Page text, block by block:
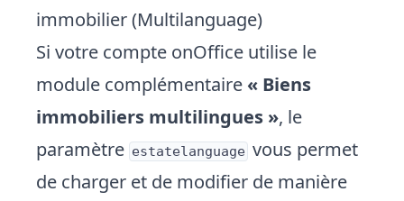
immobilier (Multilanguage)
Si votre compte onOffice utilise le
module complémentaire « Biens
immobiliers multilingues », le
paramètre estatelanguage vous permet
de charger et de modifier de manière